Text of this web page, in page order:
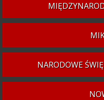
NARODOWE